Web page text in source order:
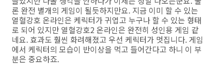
론 완전 별개의 게임이 될듯하지만요. 지금 이미 할 수 있는
열혈강호 온라인은 케릭터가 귀엽고 누구나 할 수 있는 형태
로 되어 있지만 열혈강호2 온라인은 완전히 성인용 게임 같
네요. 효과도 훨씬 화려해졌고 우선 케릭터가 멋집니다. 게임
에서 케릭터의 모습이 반이상을 먹고 들어간다고 하니 이 부
분은 중요하죠.